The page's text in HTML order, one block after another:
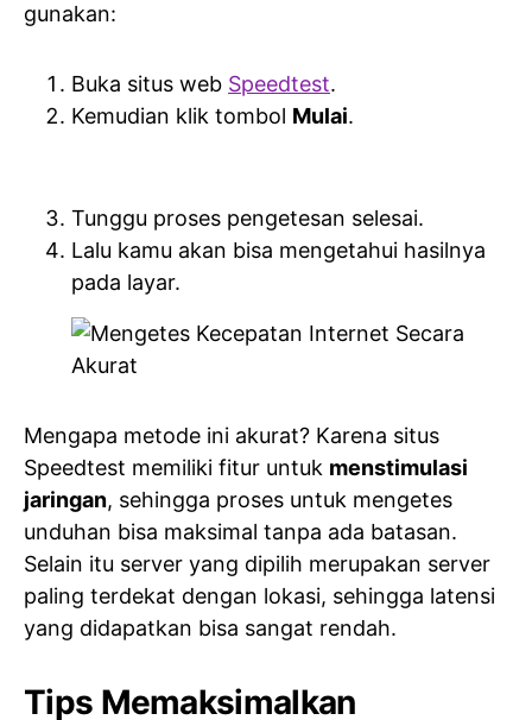
gunakan:
Buka situs web Speedtest.
Kemudian klik tombol Mulai.
Tunggu proses pengetesan selesai.
Lalu kamu akan bisa mengetahui hasilnya
pada layar.
Mengapa metode ini akurat? Karena situs
Speedtest memiliki fitur untuk menstimulasi
jaringan, sehingga proses untuk mengetes
unduhan bisa maksimal tanpa ada batasan.
Selain itu server yang dipilih merupakan server
paling terdekat dengan lokasi, sehingga latensi
yang didapatkan bisa sangat rendah.
Tips Memaksimalkan